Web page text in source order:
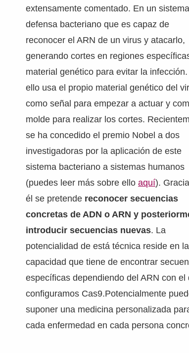
extensamente comentado. En un
defensa bacteriano que es capaz de
reconocer el ARN de un virus y atacarlo,
generando cortes en regiones
material genético para evitar la
ello usa el propio material genético del
como señal para empezar a actuar y
molde para realizar los cortes.
se ha concedido el premio Nobel a dos
investigadoras por la aplicación de este
sistema bacteriano a sistemas humanos
(puedes leer más sobre elloaquí).
él se pretende reconocer secuencias
concretas de ADN o ARN y
introducir secuencias nuevas. La
potencialidad de está técnica reside en la
capacidad que tiene de encontrar
específicas dependiendo del ARN con el
configuramos Cas9.Potencialmente
suponer una medicina personalizada
cada enfermedad en cada persona